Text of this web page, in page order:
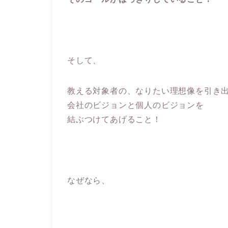
そして、
教える対象者の、なりたい理想像を引き
会社のビジョンと個人のビジョンを
結ぶつけてあげること！
なぜなら、